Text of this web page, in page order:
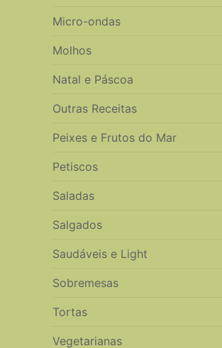
Micro-ondas
Molhos
Natal e Páscoa
Outras Receitas
Peixes e Frutos do Mar
Petiscos
Saladas
Salgados
Saudáveis e Light
Sobremesas
Tortas
Vegetarianas